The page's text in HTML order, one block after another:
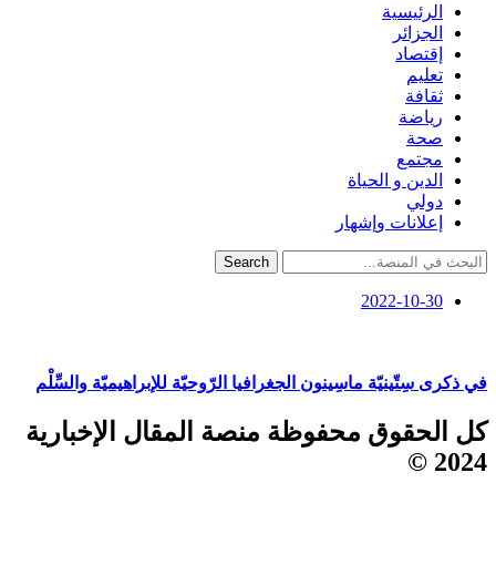
الرئيسية
الجزائر
إقتصاد
تعليم
ثقافة
رياضة
صحة
مجتمع
الدين و الحياة
دولي
إعلانات وإشهار
Search
2022-10-30
في ذكرى سِتّينيّة ماسِينون الجغرافيا الرّوحيّة للإبراهيميّة والسِّلْم
كل الحقوق محفوظة منصة المقال الإخبارية
2024 ©